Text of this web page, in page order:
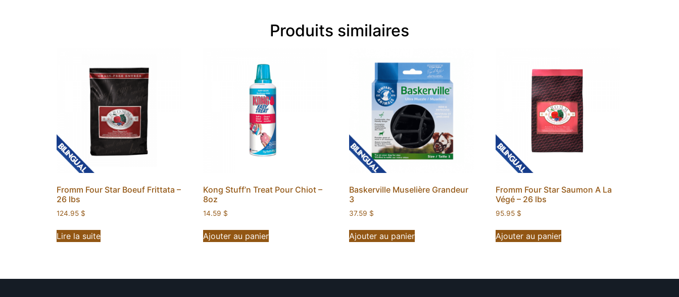
Produits similaires
Fromm Four Star Boeuf Frittata –
26 lbs
124.95 $
Lire la suite
Kong Stuff’n Treat Pour Chiot –
8oz
14.59 $
Ajouter au panier
Baskerville Muselière Grandeur
3
37.59 $
Ajouter au panier
Fromm Four Star Saumon A La
Végé – 26 lbs
95.95 $
Ajouter au panier